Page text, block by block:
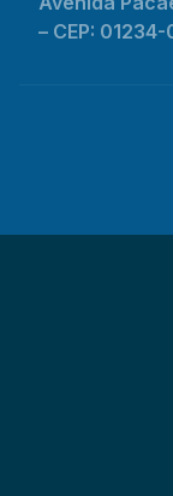
– CEP: